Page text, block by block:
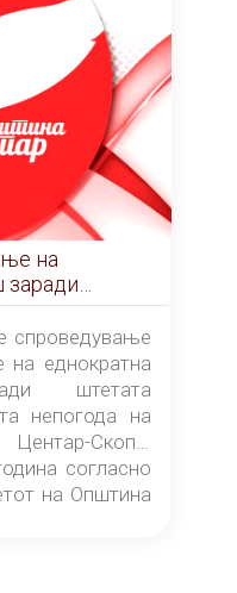
заради
спроведување
на еднократна
штетата
непогода на
Скопје
согласно
на Општина